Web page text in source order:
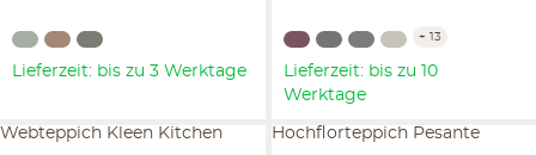
Lieferzeit: bis zu 3 Werktage
+ 13
Lieferzeit: bis zu 10
Werktage
Webteppich Kleen Kitchen Hochflorteppich Pesante